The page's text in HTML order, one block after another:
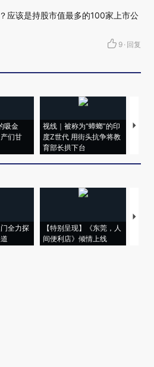
应该是持股市值最多的100家上市公
9 · 回复
吸金
们甘
视线｜被称为“蟑螂”的印
度Z世代 用街头抗争将教
育部长拱下台
视线
机”
门全力探
【特别呈现】《东莞，人
间便利店》倾情上线
【推
会